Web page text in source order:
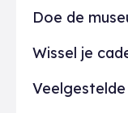
Doe de
Wissel je